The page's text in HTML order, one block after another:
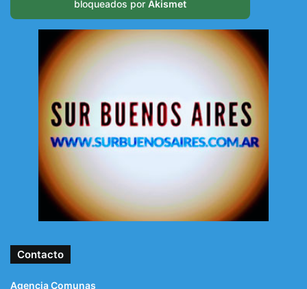
bloqueados por Akismet
Contacto
Agencia Comunas